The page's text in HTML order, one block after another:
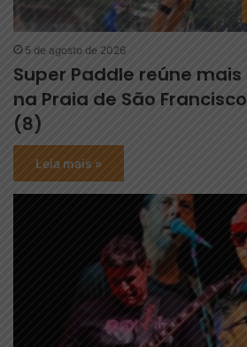
5 de agosto de 2026
Super Paddle reúne
na Praia de São
(8)
Leia mais »